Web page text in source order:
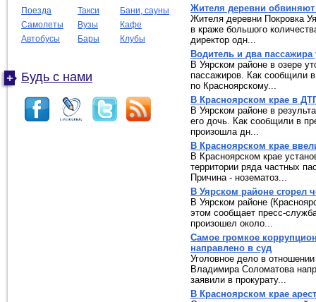
Поезда Такси
Бани, сауны
Самолеты
Вузы
Кафе
Автобусы
Бары Клубы
Будь с нами
Жителя деревни обвиняют
Жителя деревни Покровка
в краже большого
директор одн...
Водитель и два
В Уярском районе в озере
пассажиров. Как сообщили
по Красноярскому...
В Красноярском крае в
В Уярском районе в
его дочь. Как сообщили в
произошла дн...
В Красноярском крае
В Красноярском крае
территории ряда частных
Причина - нозематоз...
В Уярском районе сгорел
В Уярском районе
этом сообщает пресс-
произошел около...
Самое громкое
направлено в суд
Уголовное дело в
Владимира Соломатова
заявили в прокурату...
В Красноярском крае